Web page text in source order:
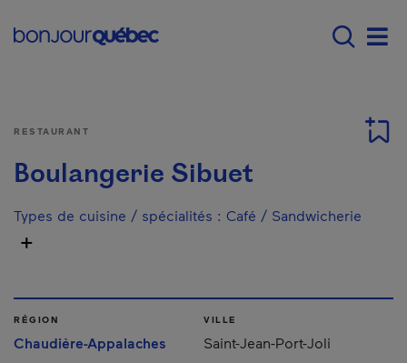
Main navigation -
RESTAURANT
Boulangerie Sibuet
Types de cuisine / spécialités : Café / Sandwicherie
RÉGION
Chaudière-Appalaches
VILLE
Saint-Jean-Port-Joli